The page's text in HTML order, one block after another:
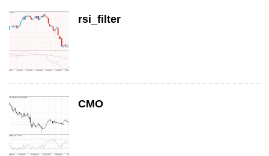
rsi_filter
CMO